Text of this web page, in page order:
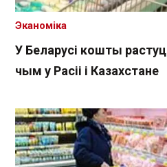
У Беларусі кошты
чым у Расіі і Казахстане
Эканоміка